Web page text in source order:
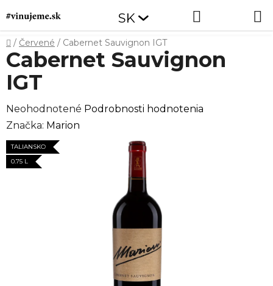
na
obsah
SK
Domov
/ Červené / Cabernet Sauvignon IGT
Cabernet Sauvignon
IGT
Priemerné
hodnotenie
produktu
je
Neohodnotené Podrobnosti hodnotenia
Značka: Marion
TALIANSKO
0.75 L